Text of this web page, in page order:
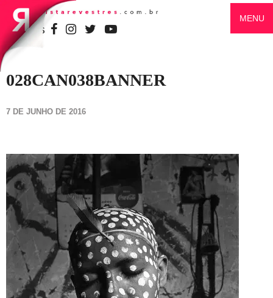
SIGA-NOS
MENU
028CAN038BANNER
7 DE JUNHO DE 2016